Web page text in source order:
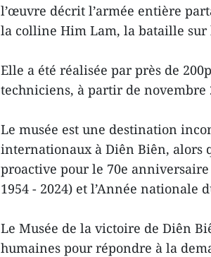
l’œuvre décrit l’armée entière
la colline Him Lam, la bataille
Elle a été réalisée par près de
techniciens, à partir de novembre
Le musée est une destination
internationaux à Diên Biên, alors
proactive pour le 70e
1954 - 2024) et l’Année nationale
Le Musée de la victoire de Diên
humaines pour répondre à la